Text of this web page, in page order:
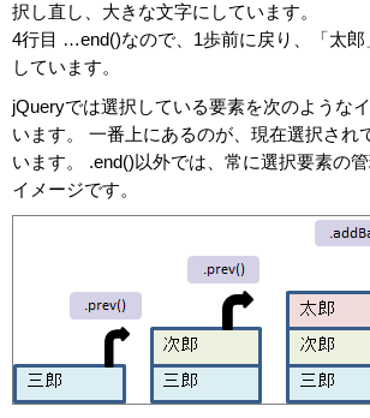
択し直し、大きな文字にしています。
4行目 …end()なので、1歩前に戻り、「太郎
しています。
jQueryでは選択している要素を次のような
います。 一番上にあるのが、現在選択され
います。 .end()以外では、常に選択要素の
イメージです。